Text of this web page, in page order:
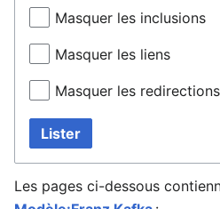
Masquer les inclusions
Masquer les liens
Masquer les redirections
Lister
Les pages ci-dessous